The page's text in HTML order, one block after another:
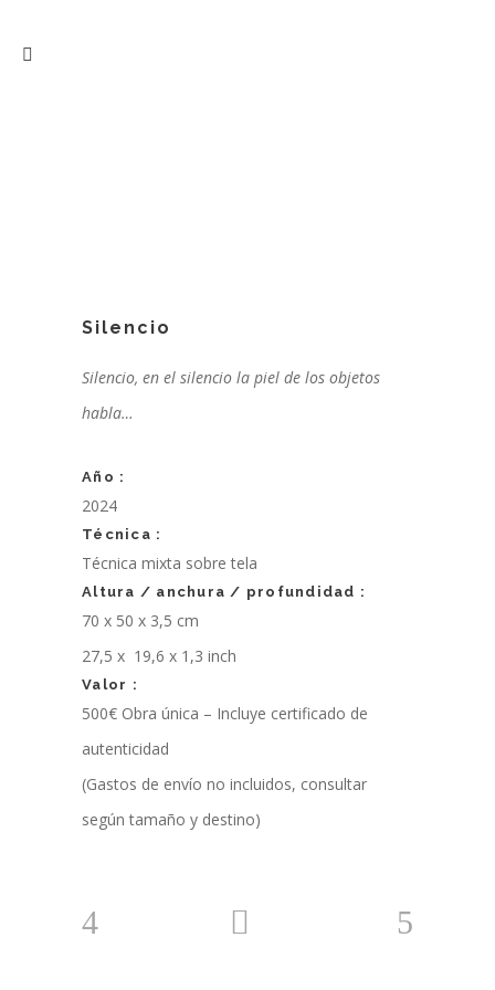
Silencio
Silencio, en el silencio la piel de los objetos
habla…
Año :
2024
Técnica :
Técnica mixta sobre tela
Altura / anchura / profundidad :
70 x 50 x 3,5 cm
27,5 x 19,6 x 1,3 inch
Valor :
500€ Obra única – Incluye certificado de
autenticidad
(Gastos de envío no incluidos, consultar
según tamaño y destino)